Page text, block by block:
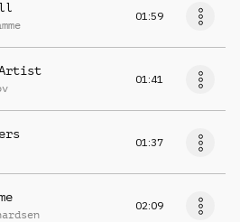
01:59
Artist
01:41
01:37
02:09